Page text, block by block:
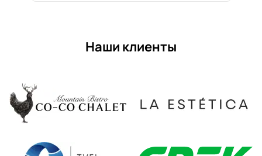
Наши клиенты